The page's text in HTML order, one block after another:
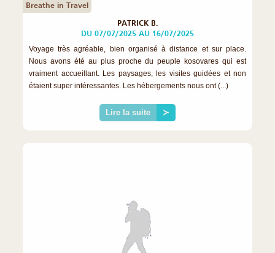
Breathe in Travel
PATRICK B.
DU 07/07/2025 AU 16/07/2025
Voyage très agréable, bien organisé à distance et sur place.
Nous avons été au plus proche du peuple kosovares qui est
vraiment accueillant. Les paysages, les visites guidées et non
étaient super intéressantes. Les hébergements nous ont (...)
Lire la suite ≻